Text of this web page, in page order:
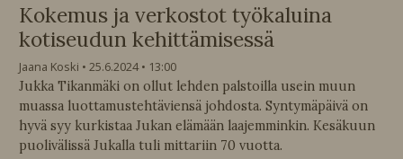
Kokemus ja verkostot työkaluina
kotiseudun kehittämisessä
Jaana Koski 25.6.2024
13:00
Jukka Tikanmäki on ollut lehden palstoilla usein muun
muassa luottamustehtäviensä johdosta. Syntymäpäivä on
hyvä syy kurkistaa Jukan elämään laajemminkin. Kesäkuun
puolivälissä Jukalla tuli mittariin 70 vuotta.